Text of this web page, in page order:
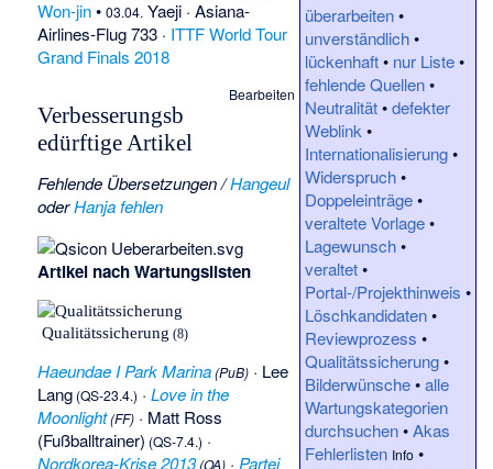
Won-jin•03.04. Yaeji ·Asiana-
Airlines-Flug 733 · ITTF World Tour
Grand Finals 2018
Bearbeiten
Verbesserungsb
edürftige Artikel
Fehlende Übersetzungen/Hangeul
oderHanja fehlen
Artikel nach Wartungslisten
Qualitätssicherung (8)
Haeundae I Park Marina(PuB) · Lee
Lang (QS-23.4.) ·Love in the
Moonlight(FF) · Matt Ross
(Fußballtrainer) (QS-7.4.) ·
Nordkorea-Krise 2013(OA) · Partei
überarbeiten•
unverständlich•
lückenhaft• nur Liste•
fehlende Quellen•
Neutralität•defekter
Weblink •
Internationalisierung•
Widerspruch•
Doppeleinträge•
veraltete Vorlage•
Lagewunsch•
veraltet•
Portal-/Projekthinweis •
Löschkandidaten•
Reviewprozess •
Qualitätssicherung•
Bilderwünsche•alle
Wartungskategorien
durchsuchen•Akas
Fehlerlisten Info •